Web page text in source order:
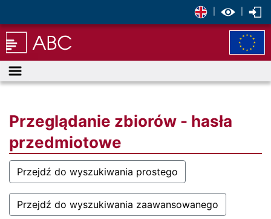
Menu
Przeglądanie zbiorów - hasła
przedmiotowe
Przejdź do wyszukiwania prostego
Przejdź do wyszukiwania zaawansowanego